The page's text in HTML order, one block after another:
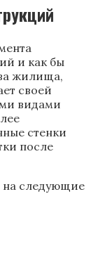
и как бы
жилища,
своей
видами
стенки
после
на следующие